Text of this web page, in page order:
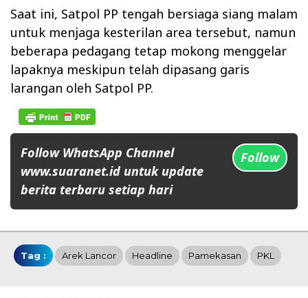
Saat ini, Satpol PP tengah bersiaga siang malam
untuk menjaga kesterilan area tersebut, namun
beberapa pedagang tetap mokong menggelar
lapaknya meskipun telah dipasang garis
larangan oleh Satpol PP.
Follow WhatsApp Channel
www.suaranet.id untuk update
berita terbaru setiap hari
Follow
Tag : Arek Lancor Headline Pamekasan PKL